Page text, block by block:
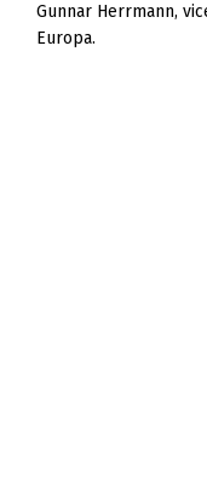
Gunnar Herrmann,
Europa.